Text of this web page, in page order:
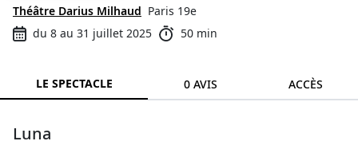
Théâtre Darius Milhaud Paris 19e
du 8 au 31 juillet 2025
50 min
LE SPECTACLE 0 AVIS ACCÈS
Luna